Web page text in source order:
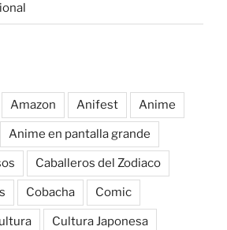
Amazon Anifest Anime
Anime en pantalla grande
Caballeros del Zodiaco
Cobacha Comic
Cultura Japonesa